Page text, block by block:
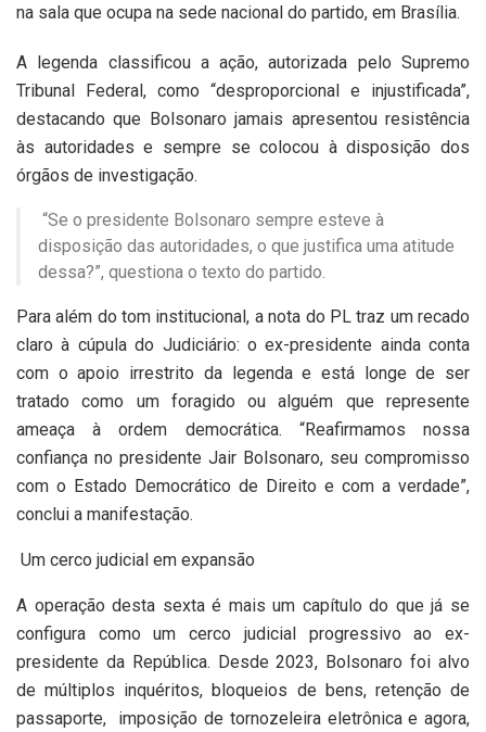
na sala que ocupa na sede nacional do partido, em Brasília.
A legenda classificou a ação, autorizada pelo Supremo
Tribunal Federal, como “desproporcional e injustificada”,
destacando que Bolsonaro jamais apresentou resistência
às autoridades e sempre se colocou à disposição dos
órgãos de investigação.
“Se o presidente Bolsonaro sempre esteve à
disposição das autoridades, o que justifica uma atitude
dessa?”, questiona o texto do partido.
Para além do tom institucional, a nota do PL traz um recado
claro à cúpula do Judiciário: o ex-presidente ainda conta
com o apoio irrestrito da legenda e está longe de ser
tratado como um foragido ou alguém que represente
ameaça à ordem democrática. “Reafirmamos nossa
confiança no presidente Jair Bolsonaro, seu compromisso
com o Estado Democrático de Direito e com a verdade”,
conclui a manifestação.
Um cerco judicial em expansão
A operação desta sexta é mais um capítulo do que já se
configura como um cerco judicial progressivo ao ex-
presidente da República. Desde 2023, Bolsonaro foi alvo
de múltiplos inquéritos, bloqueios de bens, retenção de
passaporte, imposição de tornozeleira eletrônica e agora,